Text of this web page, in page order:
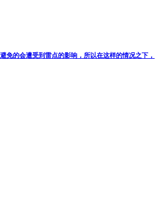
免的会遭受到雷点的影响，所以在这样的情况之下，